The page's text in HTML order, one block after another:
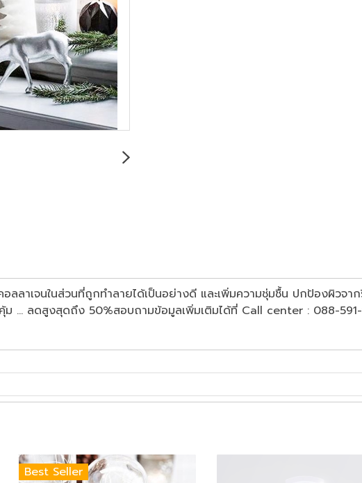
อลลาเจนในส่วนที่ถูกทำลายได้เป็นอย่างดี และเพิ่มความชุ่มชื้น ปกป้องผิวจ
... ลดสูงสุดถึง 50%สอบถามข้อมูลเพิ่มเติมได้ที่ Call center : 088-
Best Seller